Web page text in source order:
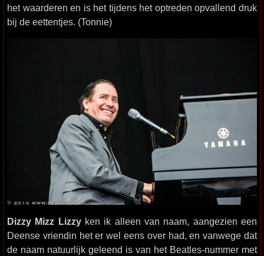
het waarderen en is het tijdens het optreden opvallend druk
bij de eettentjes. (Tonnie)
Dizzy Mizz Lizzyken ik alleen van naam, aangezien een
Deense vriendin het er wel eens over had, en vanwege dat
de naam natuurlijk geleend is van het Beatles-nummer met